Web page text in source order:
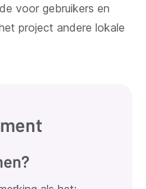
voor gebruikers en
project andere lokale